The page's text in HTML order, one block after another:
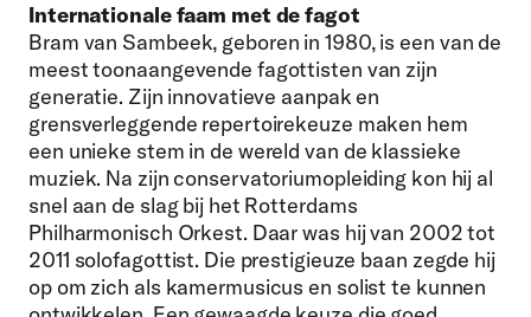
Internationale faam met de fagot
Bram van Sambeek, geboren in 1980, is een van de
meest toonaangevende fagottisten van zijn
generatie. Zijn innovatieve aanpak en
grensverleggende repertoirekeuze maken hem
een unieke stem in de wereld van de klassieke
muziek. Na zijn conservatoriumopleiding kon hij al
snel aan de slag bij het Rotterdams
Philharmonisch Orkest. Daar was hij van 2002 tot
2011 solofagottist. Die prestigieuze baan zegde hij
op om zich als kamermusicus en solist te kunnen